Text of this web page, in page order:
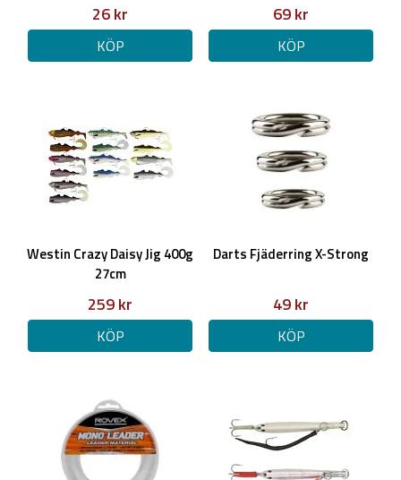
26 kr
KÖP
69 kr
KÖP
Westin Crazy Daisy Jig 400g
27cm
259 kr
KÖP
Darts Fjäderring X-Strong
49 kr
KÖP